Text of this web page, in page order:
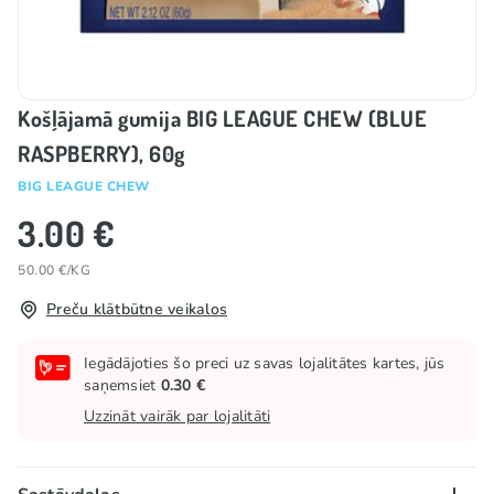
Košļājamā gumija BIG LEAGUE CHEW (BLUE
RASPBERRY), 60g
BIG LEAGUE CHEW
3.00 €
50.00 €/KG
Preču klātbūtne veikalos
Iegādājoties šo preci uz savas lojalitātes kartes, jūs
saņemsiet 0.30 €
Uzzināt vairāk par lojalitāti